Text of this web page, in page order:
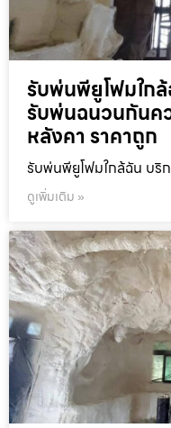
รับพ่นพียูโฟมใก
รับพ่นฉนวนกันค
หลังคา ราคาถูก
รับพ่นพียูโฟมใกล้ฉัน บริ
ดูเพิ่มเติม »